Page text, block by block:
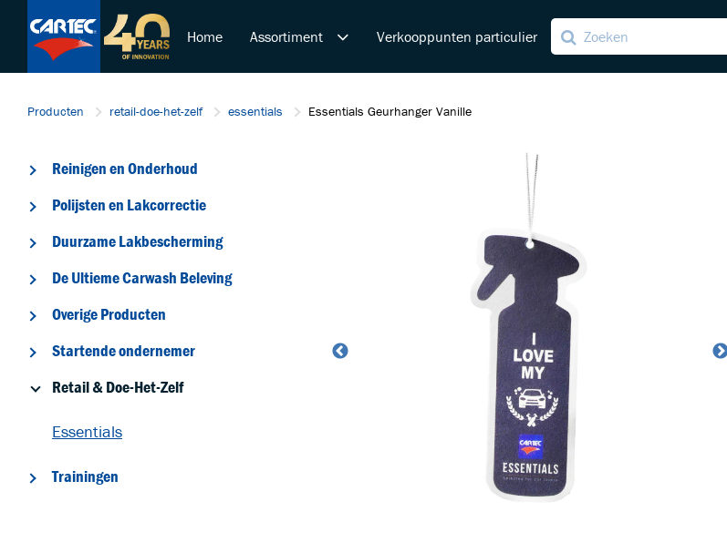
Home Assortiment
Polijsten en Lakcorrectie
Verkooppunten particulier
Producten retail-doe-het-zelf essentials Essentials Geurhanger Vanille
Reinigen en Onderhoud
Polijsten en Lakcorrectie
Duurzame Lakbescherming
De Ultieme Carwash Beleving
Overige Producten
Startende ondernemer
Retail & Doe-Het-Zelf
Essentials
Trainingen